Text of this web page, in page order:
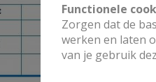
Functionele
Zorgen dat de
werken en laten
van je gebruik